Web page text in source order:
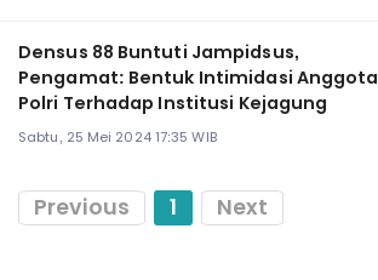
Densus 88 Buntuti Jampidsus,
Pengamat: Bentuk Intimidasi Anggota
Polri Terhadap Institusi Kejagung
Sabtu, 25 Mei 2024 17:35 WIB
Previous 1 Next